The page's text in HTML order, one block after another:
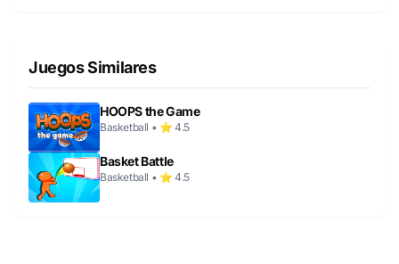
Juegos Similares
HOOPS the Game
Basketball • ⭐ 4.5
Basket Battle
Basketball • ⭐ 4.5